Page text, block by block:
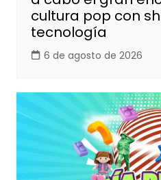
cultura pop con
tecnología
6 de agosto de 2026